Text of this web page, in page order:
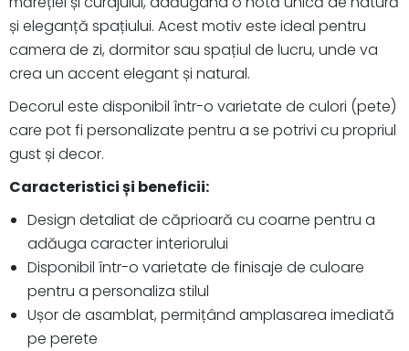
și eleganță spațiului. Acest motiv este ideal pentru
camera de zi, dormitor sau spațiul de lucru, unde va
crea un accent elegant și natural.
Decorul este disponibil într-o varietate de culori (pete)
care pot fi personalizate pentru a se potrivi cu propriul
gust și decor.
Caracteristici și beneficii:
Design detaliat de căprioară cu coarne pentru a
adăuga caracter interiorului
Disponibil într-o varietate de finisaje de culoare
pentru a personaliza stilul
Ușor de asamblat, permițând amplasarea imediată
pe perete